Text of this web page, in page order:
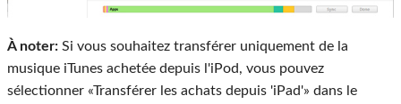
À noter: Si vous souhaitez transférer uniquement de la
musique iTunes achetée depuis l'iPod, vous pouvez
sélectionner «Transférer les achats depuis 'iPad'» dans le